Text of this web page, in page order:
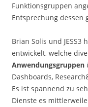
Funktionsgruppen
Entsprechung
Brian Solis und
entwickelt, welche
Anwendungsgruppen
Dashboards,
Es ist spannend zu
Dienste es